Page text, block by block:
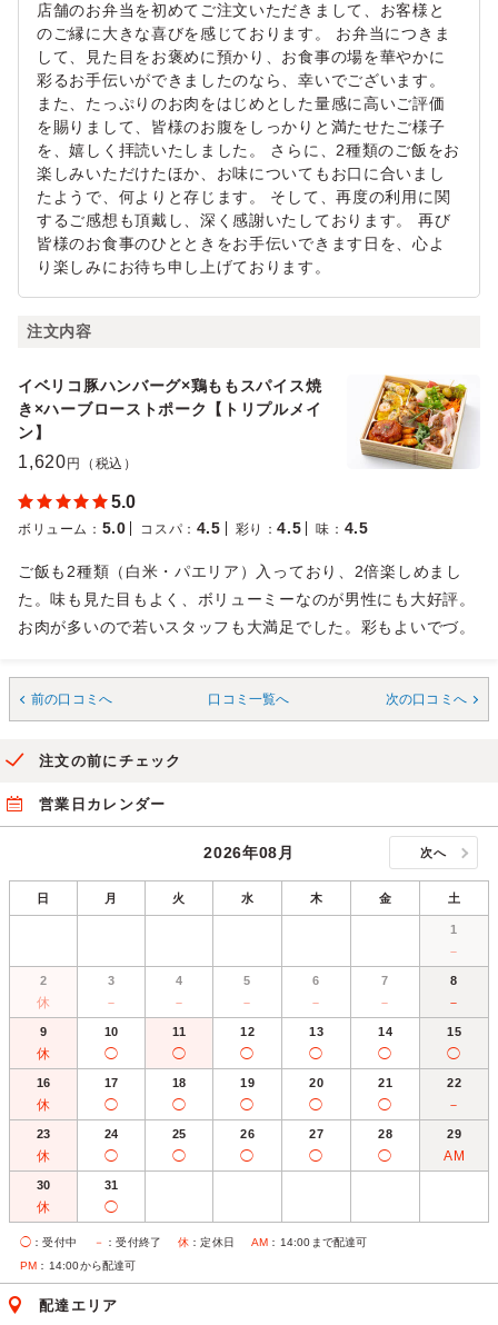
店舗のお弁当を初めてご注文いただきまして、お客様と
のご縁に大きな喜びを感じております。 お弁当につきま
して、見た目をお褒めに預かり、お食事の場を華やかに
彩るお手伝いができましたのなら、幸いでございます。
また、たっぷりのお肉をはじめとした量感に高いご評価
を賜りまして、皆様のお腹をしっかりと満たせたご様子
を、嬉しく拝読いたしました。 さらに、2種類のご飯をお
楽しみいただけたほか、お味についてもお口に合いまし
たようで、何よりと存じます。 そして、再度の利用に関
するご感想も頂戴し、深く感謝いたしております。 再び
皆様のお食事のひとときをお手伝いできます日を、心よ
り楽しみにお待ち申し上げております。
注文内容
イベリコ豚ハンバーグ×鶏ももスパイス焼
き×ハーブローストポーク【トリプルメイ
ン】
1,620 円（税込）
5.0
ボリューム ： 5.0 コスパ ： 4.5 彩り ：4.5 味 ： 4.5
ご飯も2種類（白米・パエリア）入っており、2倍楽しめまし
た。味も見た目もよく、ボリューミーなのが男性にも大好評。
お肉が多いので若いスタッフも大満足でした。彩もよいでづ。
前の口コミへ 口コミ一覧へ 次の口コミへ
注文の前にチェック
営業日カレンダー
2026年08月 次へ
日 月 火 水 木 金 土
1
－
2
休
3
－
4
－
5
－
6
－
7
－
8
－
9
休
10
◯
11
◯
12
◯
13
◯
14
◯
15
◯
16
休
17
◯
18
◯
19
◯
20
◯
21
◯
22
－
23
休
24
◯
25
◯
26
◯
27
◯
28
◯
29
AM
30
休
31
◯
◯ ：受付中 － ：受付終了 休 ：定休日 AM ：14:00まで配達可
PM ：14:00から配達可
配達エリア